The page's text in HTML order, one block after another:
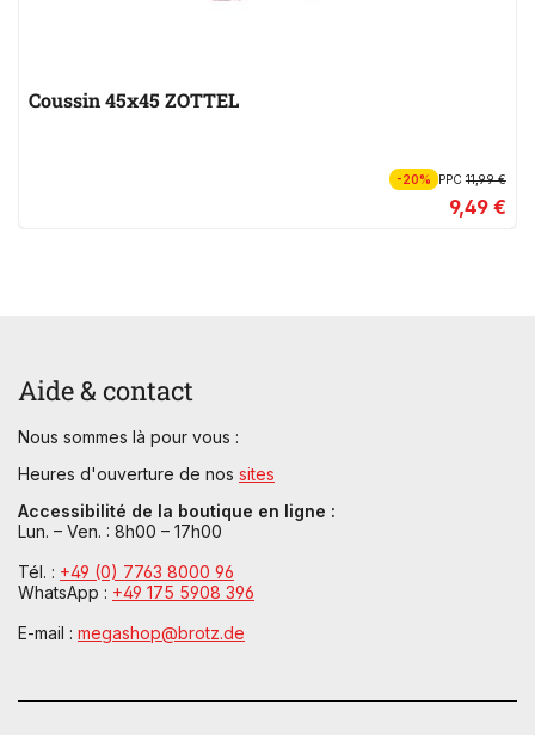
Coussin 45x45 ZOTTEL
-20% PPC11,99 €
9,49 €
Aide & contact
Nous sommes là pour vous :
Heures d'ouverture de nos sites
Accessibilité de la boutique en ligne :
Lun. – Ven. : 8h00 – 17h00
Tél. : +49 (0) 7763 8000 96
WhatsApp : +49 175 5908 396
E-mail : megashop@brotz.de